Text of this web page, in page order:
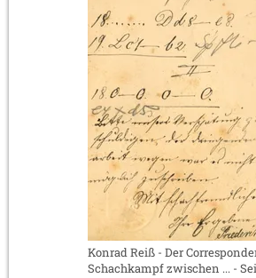
Konrad Reiß - Der
Schachkampf zwischen ... -